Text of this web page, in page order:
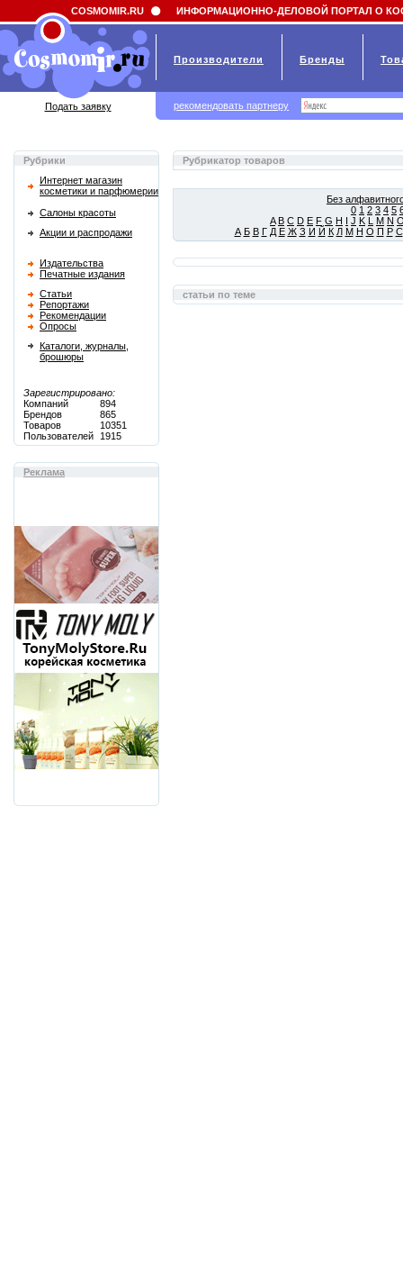
Field 'news_title' doesn't have a default value
Рубрики
Интернет магазин
косметики и парфюмерии
Салоны красоты
Акции и распродажи
Издательства
Печатные издания
Статьи
Репортажи
Рекомендации
Опросы
Каталоги, журналы,
брошюры
Зарегистрировано:
Компаний
894
Брендов
865
Товаров
10351
Пользователей
1915
Реклама
Рубрикатор товаров
Без
0 1 2 3 4 5
A B C D E F G H I J K L M N
А Б В Г Д Е Ж З И Й К Л М Н О П Р С
статьи по теме
COSMOMIR.RU ИНФОРМАЦИОННО-ДЕЛОВОЙ ПОРТАЛ О
Производители Бренды
Подать заявку рекомендовать партнеру